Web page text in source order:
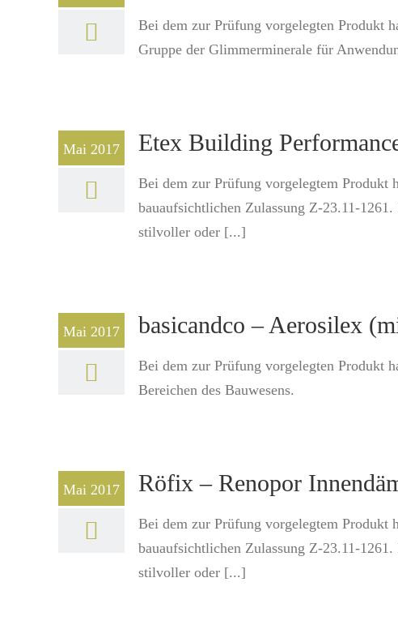
Bei dem zur Prüfung vorgelegten Produkt
Gruppe der Glimmerminerale für
Mai 2017 Etex Building
Bei dem zur Prüfung vorgelegtem Produkt
bauaufsichtlichen Zulassung Z-23.11-
stilvoller oder [...]
Mai 2017 basicandco – Aerosilex
Bei dem zur Prüfung vorgelegten Produkt
Bereichen des Bauwesens.
Mai 2017 Röfix – Renopor
Bei dem zur Prüfung vorgelegtem
bauaufsichtlichen Zulassung Z-23.11-
stilvoller oder [...]